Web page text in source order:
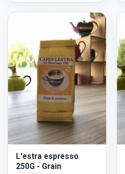
L'estra espresso
250G - Grain